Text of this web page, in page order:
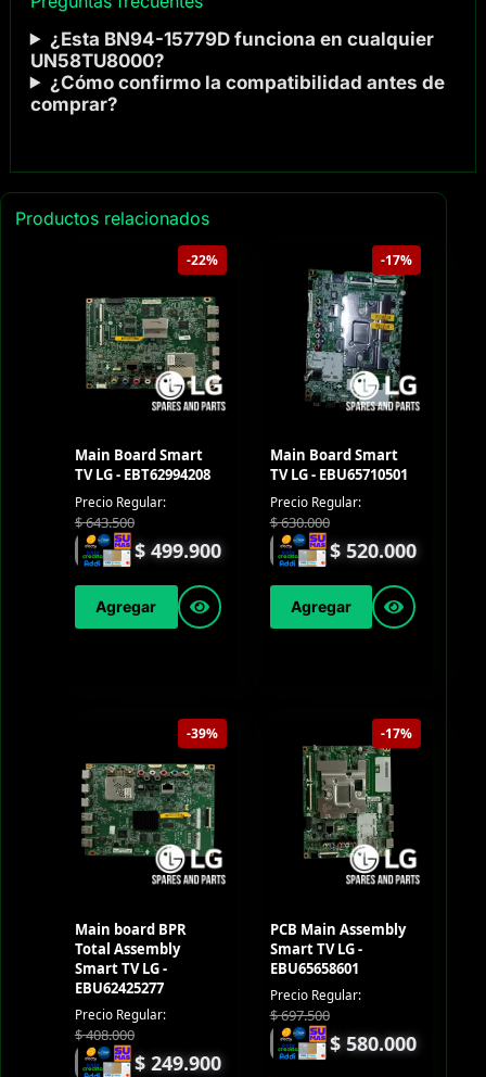
¿Esta BN94-15779D funciona en cualquier
UN58TU8000?
¿Cómo confirmo la compatibilidad antes de
comprar?
Productos relacionados
-22%
Main Board Smart
TV LG - EBT62994208
Precio Regular:
$643.500
$ 499.900
Agregar
-17%
Main Board Smart
TV LG - EBU65710501
Precio Regular:
$630.000
$ 520.000
Agregar
-39%
Main board BPR
Total Assembly
Smart TV LG -
EBU62425277
Precio Regular:
$408.000
$ 249.900
-17%
PCB Main Assembly
Smart TV LG -
EBU65658601
Precio Regular:
$697.500
$ 580.000